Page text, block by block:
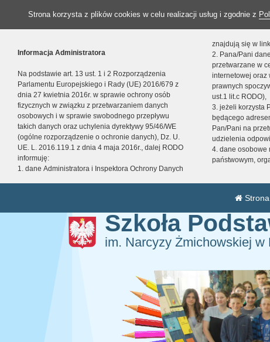
Strona korzysta z plików cookies w celu realizacji usług i zgodnie z
Informacja Administratora
Na podstawie art. 13 ust. 1 i 2 Rozporządzenia
Parlamentu Europejskiego i Rady (UE) 2016/679 z
dnia 27 kwietnia 2016r. w sprawie ochrony osób
fizycznych w związku z przetwarzaniem danych
osobowych i w sprawie swobodnego przepływu
takich danych oraz uchylenia dyrektywy 95/46/WE
(ogólne rozporządzenie o ochronie danych), Dz. U.
UE. L. 2016.119.1 z dnia 4 maja 2016r., dalej RODO
informuję:
1. dane Administratora i Inspektora Ochrony Danych
znajdują się w
2. Pana/Pani
przetwarzane w
internetowej oraz
prawnych
ust.1 lit.c RODO),
3. jeżeli korzysta
będącego
Pan/Pani na
udzielenia
4. dane osobowe
państwowym,
Strona
Szkoła
im. Narcyzy Żmichowskiej w